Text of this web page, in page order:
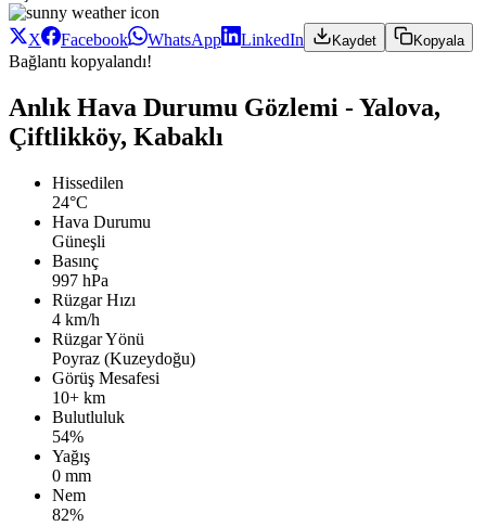
X Facebook WhatsApp LinkedIn Kaydet Kopyala
Bağlantı kopyalandı!
Anlık Hava Durumu Gözlemi - Yalova,
Çiftlikköy, Kabaklı
Hissedilen
24°C
Hava Durumu
Güneşli
Basınç
997 hPa
Rüzgar Hızı
4 km/h
Rüzgar Yönü
Poyraz (Kuzeydoğu)
Görüş Mesafesi
10+ km
Bulutluluk
54%
Yağış
0 mm
Nem
82%